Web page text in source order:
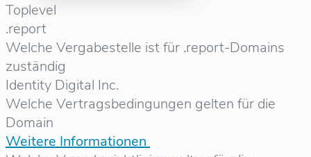
Toplevel
.report
Welche Vergabestelle ist für .report-Domains
zuständig
Identity Digital Inc.
Welche Vertragsbedingungen gelten für die
Domain
Weitere Informationen